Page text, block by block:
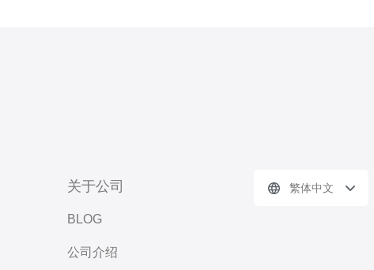
关于公司
BLOG
公司介绍
繁体中文